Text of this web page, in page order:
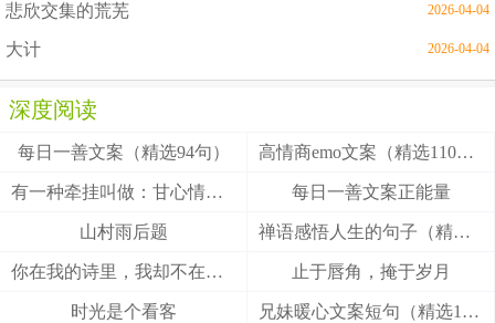
悲欣交集的荒芜 2026-04-04
大计 2026-04-04
深度阅读
每日一善文案（精选94句） 高情商emo文案（精选110句）
有一种牵挂叫做：甘心情愿！ 每日一善文案正能量
山村雨后题 禅语感悟人生的句子（精选27句）
你在我的诗里，我却不在你的梦里 止于唇角，掩于岁月
时光是个看客 兄妹暖心文案短句（精选100句）